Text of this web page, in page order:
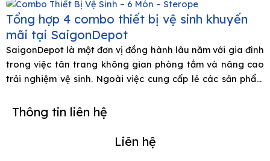
phải chăng. Để đạt được vị thế như ngày hôm nay, chúng
tôi không thể không nhắc tới sự
Tổng hợp 4 combo thiết bị vệ sinh khuyến
mãi tại SaigonDepot
SaigonDepot là một đơn vị đồng hành lâu năm với gia đình
trong việc tân trang không gian phòng tắm và nâng cao
trải nghiệm vệ sinh. Ngoài việc cung cấp lẻ các sản phẩm
khách hàng những combo sản phẩm trọn gói
Thông tin liên hệ
Liên hệ